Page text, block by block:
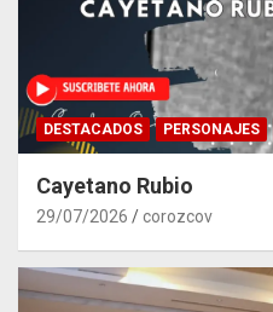
DESTACADOS PERSONAJES
Cayetano Rubio
29/07/2026 corozcov